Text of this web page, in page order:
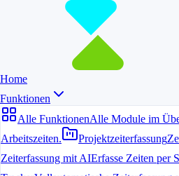
Home
Funktionen
Alle FunktionenAlle Module im
Arbeitszeiten.
Projektzeiterfassung
Zeiterfassung mit AIErfasse Zeiten per